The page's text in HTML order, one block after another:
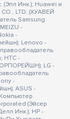
(Эпл Инк.); Huawei и
LTD. (ХУАВЕЙ
Samsung
-
-
Lenovo -
HTC -
LG -
-
ASUS -
(Эйсер
Инк.); HP -